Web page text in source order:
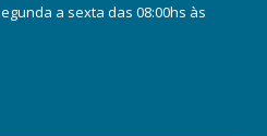
a sexta das 08:00hs às